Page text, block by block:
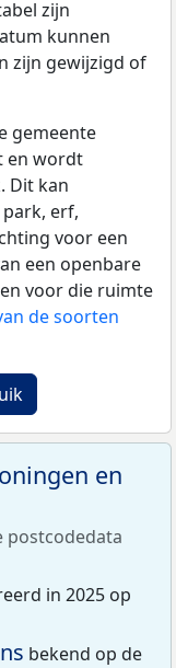
zijn
kunnen
zijn gewijzigd of
gemeente
en wordt
Dit kan
erf,
voor een
een openbare
voor die ruimte
de soorten
en
postcodedata
in 2025 op
bekend op de